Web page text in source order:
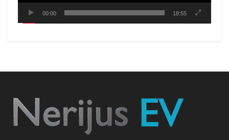
00:00 18:55